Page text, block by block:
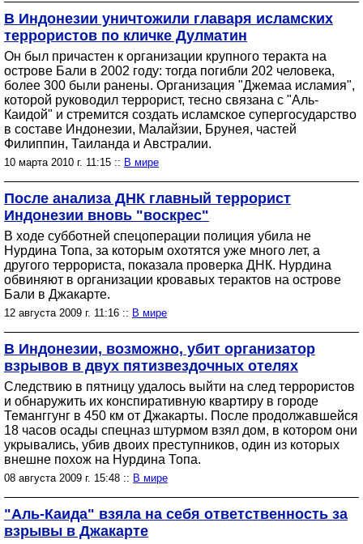
В Индонезии уничтожили главаря исламских
террористов по кличке Дулматин
Он был причастен к организации крупного теракта на
острове Бали в 2002 году: тогда погибли 202 человека,
более 300 были ранены. Организация "Джемаа исламия",
которой руководил террорист, тесно связана с "Аль-
Каидой" и стремится создать исламское супергосударство
в составе Индонезии, Малайзии, Брунея, частей
Филиппин, Таиланда и Австралии.
10 марта 2010 г. 11:15 :: В мире
После анализа ДНК главный террорист
Индонезии вновь "воскрес"
В ходе субботней спецоперации полиция убила не
Нурдина Топа, за которым охотятся уже много лет, а
другого террориста, показала проверка ДНК. Нурдина
обвиняют в организации кровавых терактов на острове
Бали в Джакарте.
12 августа 2009 г. 11:16 :: В мире
В Индонезии, возможно, убит организатор
взрывов в двух пятизвездочных отелях
Следствию в пятницу удалось выйти на след террористов
и обнаружить их конспиративную квартиру в городе
Теманггунг в 450 км от Джакарты. После продолжавшейся
18 часов осады спецназ штурмом взял дом, в котором они
укрывались, убив двоих преступников, один из которых
внешне похож на Нурдина Топа.
08 августа 2009 г. 15:48 :: В мире
"Аль-Каида" взяла на себя ответственность за
взрывы в Джакарте